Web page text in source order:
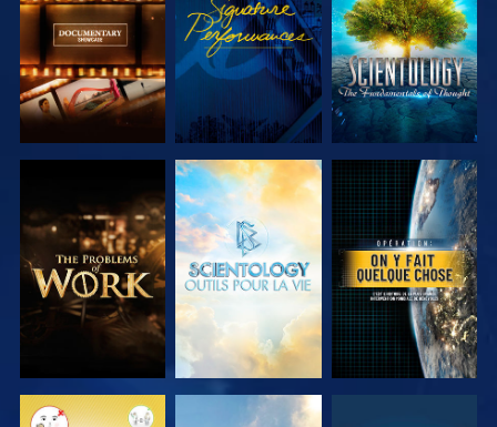
LES SÉRIES
LES SÉRIES
DÉCOUVRIR
LES SÉRIES
DÉCOUVRIR
LES SÉRIES
REGARDER